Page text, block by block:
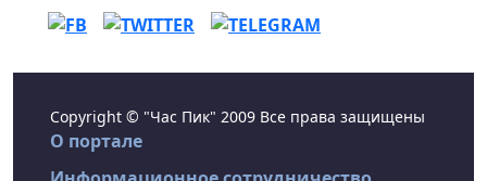
Copyright © "Час Пик" 2009 Все права защищены
О портале